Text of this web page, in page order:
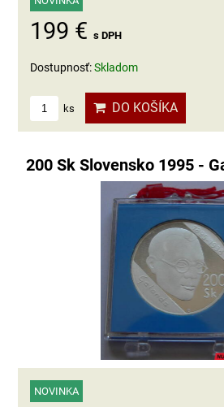
199 € s DPH
Dostupnosť:Skladom
ks DO KOŠÍKA
200 Sk Slovensko 1995 -
NOVINKA